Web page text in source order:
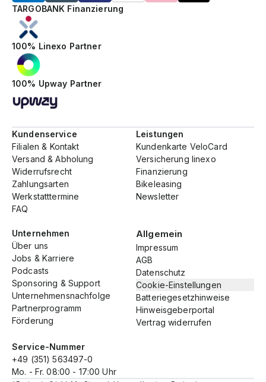
100% Upway Partner
100% Linexo Partner
TARGOBANK Finanzierung
Service-Nummer
+49 (351) 563497-0
Mo. - Fr. 08:00 - 17:00 Uhr
Kundenservice
Filialen & Kontakt
Versand & Abholung
Widerrufsrecht
Zahlungsarten
Werkstatttermine
FAQ
Leistungen
Kundenkarte VeloCard
Versicherung linexo
Finanzierung
Bikeleasing
Newsletter
Unternehmen
Über uns
Jobs & Karriere
Podcasts
Sponsoring & Support
Unternehmensnachfolge
Partnerprogramm
Förderung
Allgemein
Impressum
AGB
Datenschutz
Cookie-Einstellungen
Batteriegesetzhinweise
Hinweisgeberportal
Vertrag widerrufen